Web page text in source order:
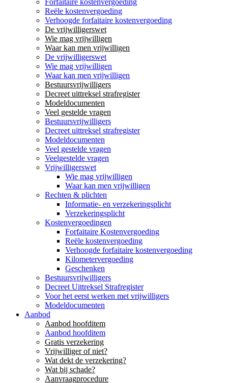
Forfaitaire kostenvergoeding
Reële kostenvergoeding
Verhoogde forfaitaire kostenvergoeding
De vrijwilligerswet
Wie mag vrijwilligen
Waar kan men vrijwilligen
De vrijwilligerswet
Wie mag vrijwilligen
Waar kan men vrijwilligen
Bestuursvrijwilligers
Decreet uittreksel strafregister
Modeldocumenten
Veel gestelde vragen
Bestuursvrijwilligers
Decreet uittreksel strafregister
Modeldocumenten
Veel gestelde vragen
Veelgestelde vragen
Vrijwilligerswet
Wie mag vrijwilligen
Waar kan men vrijwilligen
Rechten & plichten
Informatie- en verzekeringsplicht
Verzekeringsplicht
Kostenvergoedingen
Forfaitaire Kostenvergoeding
Reële kostenvergoeding
Verhoogde forfaitaire kostenvergoeding
Kilometervergoeding
Geschenken
Bestuursvrijwilligers
Decreet Uittreksel Strafregister
Voor het eerst werken met vrijwilligers
Modeldocumenten
Aanbod
Aanbod hoofditem
Aanbod hoofditem
Gratis verzekering
Vrijwilliger of niet?
Wat dekt de verzekering?
Wat bij schade?
Aanvraagprocedure